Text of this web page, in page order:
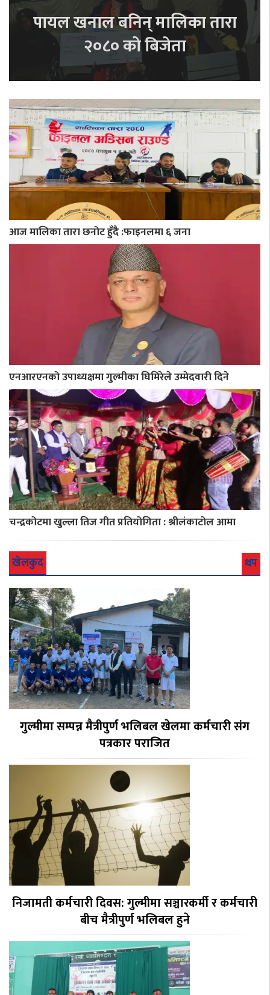
पायल खनाल बनिन् मालिका तारा
२०८० को बिजेता
आज मालिका तारा छनोट हुँदै :फाइनलमा ६ जना
एनआरएनको उपाध्यक्षमा गुल्मीका घिमिरेले उम्मेदवारी दिने
चन्द्रकोटमा खुल्ला तिज गीत प्रतियोगिता : श्रीलंकाटोल आमा
खेलकुद थप
गुल्मीमा सम्पन्न मैत्रीपुर्ण भलिबल खेलमा कर्मचारी संग
पत्रकार पराजित
निजामती कर्मचारी दिवस: गुल्मीमा सञ्चारकर्मी र कर्मचारी
बीच मैत्रीपुर्ण भलिबल हुने